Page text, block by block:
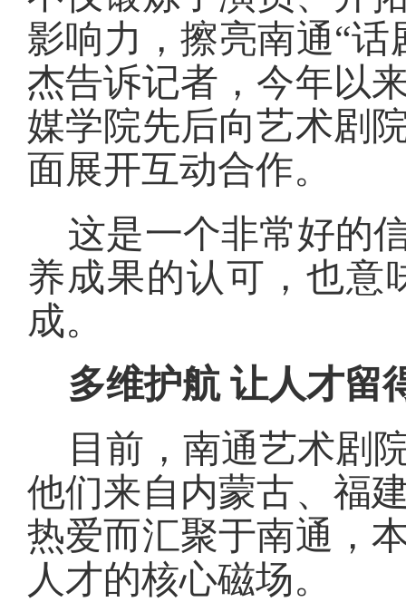
影响力，擦亮南通“
杰告诉记者，今年以
媒学院先后向艺术剧
面展开互动合作。
这是一个非常好的
养成果的认可，也意
成。
多维护航 让人才留
目前，南通艺术剧
他们来自内蒙古、福
热爱而汇聚于南通，
人才的核心磁场。